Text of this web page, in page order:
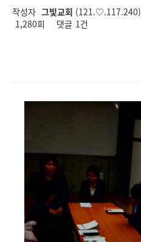
작성자 그빛교회 (121.♡.117.240)
1,280회
댓글 1건